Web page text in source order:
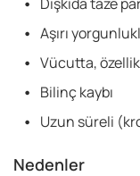
Aşırı
Vücutta,
Bilinç kaybı
Uzun süreli
Nedenler